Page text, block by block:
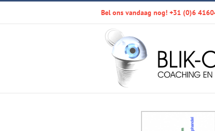
inhoud
Bel ons vandaag nog! +31 (0)6